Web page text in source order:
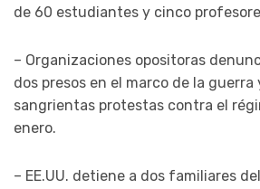
de 60 estudiantes y cinco
– Organizaciones opositoras
dos presos en el marco de la
sangrientas protestas contra el
enero.
– EE.UU. detiene a dos familiares